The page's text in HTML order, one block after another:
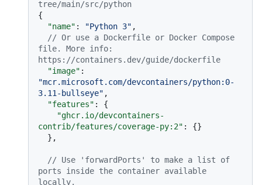
tree/main/src/python
{
"name" : "Python 3" ,
// Or use a Dockerfile or Docker Compose
file. More info:
https://containers.dev/guide/dockerfile
"image" :
"mcr.microsoft.com/devcontainers/python:0-
3.11-bullseye" ,
"features" :
{
"ghcr.io/devcontainers-
contrib/features/coverage-py:2" : {}
} ,
// Use 'forwardPorts' to make a list of
ports inside the container available
locally.